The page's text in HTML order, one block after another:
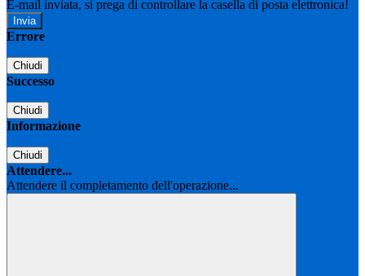
E-mail inviata, si prega di controllare la casella di posta elettronica!
Errore
Chiudi
Successo
Chiudi
Informazione
Chiudi
Attendere...
Attendere il completamento dell'operazione...